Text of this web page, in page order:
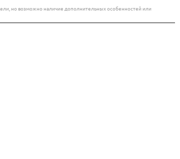
но возможно наличие дополнительных особенностей или